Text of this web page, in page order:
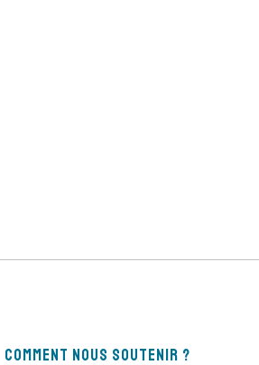
Comment nous soutenir ?